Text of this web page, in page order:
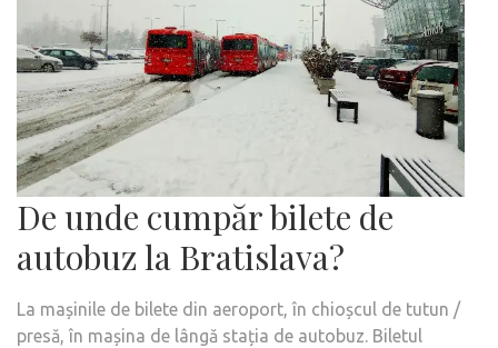
De unde cumpăr bilete de
autobuz la Bratislava?
La mașinile de bilete din aeroport, în chioșcul de tutun /
presă, în mașina de lângă stația de autobuz. Biletul